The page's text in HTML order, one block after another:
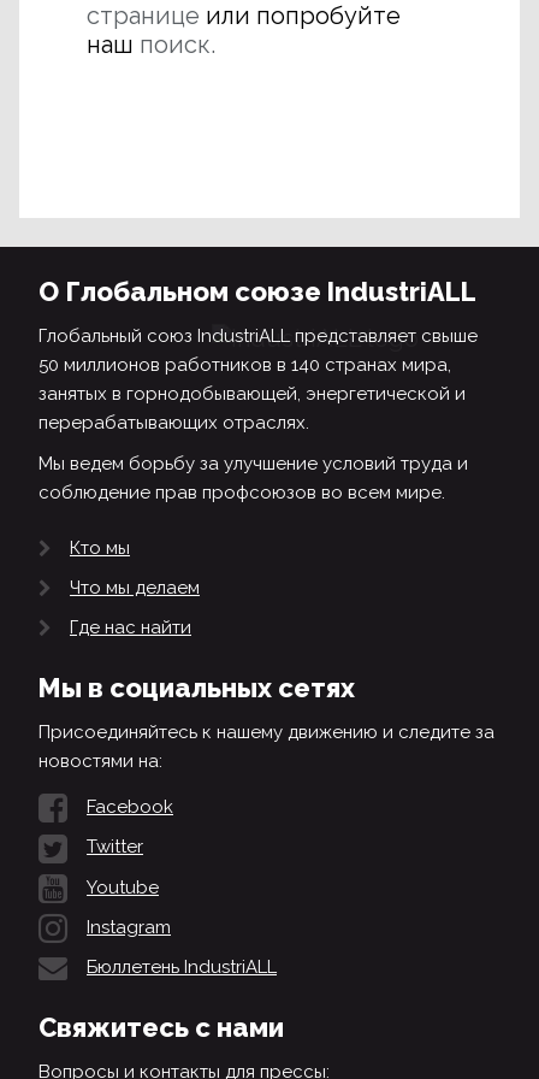
странице или попробуйте
наш поиск.
О Глобальном союзе IndustriALL
Глобальный союз IndustriALL представляет свыше
50 миллионов работников в 140 странах мира,
занятых в горнодобывающей, энергетической и
перерабатывающих отраслях.
Мы ведем борьбу за улучшение условий труда и
соблюдение прав профсоюзов во всем мире.
Кто мы
Что мы делаем
Где нас найти
Мы в социальных сетях
Присоединяйтесь к нашему движению и следите за
новостями на:
Facebook
Twitter
Youtube
Instagram
Бюллетень IndustriALL
Свяжитесь с нами
Вопросы и контакты для прессы: